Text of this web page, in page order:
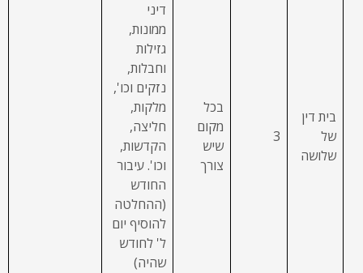
בית דין
של
שלושה
3
בכל
מקום
שיש
צורך
דיני
ממונות,
גזילות
וחבלות,
נזקים וכו',
מלקות,
חליצה,
הקדשות,
וכו'. עיבור
החודש
(ההחלטה
להוסיף יום
ל' לחודש
שהיה)